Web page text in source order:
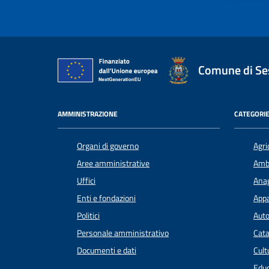
Comune di
AMMINISTRAZIONE
Organi di governo
Aree amministrative
Uffici
Enti e fondazioni
Politici
Personale amministrativo
Documenti e dati